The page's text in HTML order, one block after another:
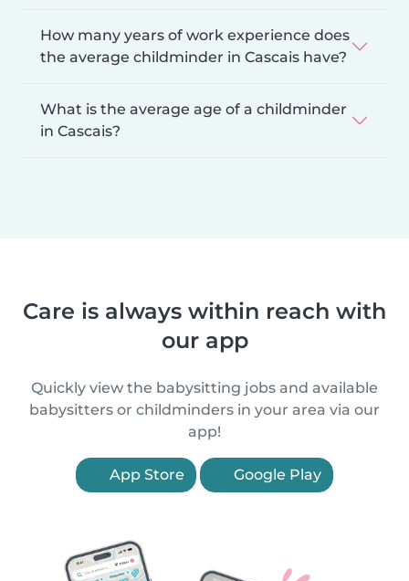
How many years of work experience does
the average childminder in Cascais have?
What is the average age of a childminder
in Cascais?
Care is always within reach with
our app
Quickly view the babysitting jobs and available
babysitters or childminders in your area via our
app!
App Store Google Play